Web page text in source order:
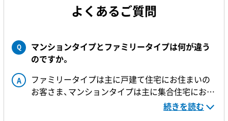
よくあるご質問
Q
マンションタイプとファミリータイプは何が違う
のですか。
A ファミリータイプは主に戸建て住宅にお住まいの
お客さま、 マンションタイプは主に集合住宅にお住
まいのお客さまを対象にご提供するサービスです。
続きを読む